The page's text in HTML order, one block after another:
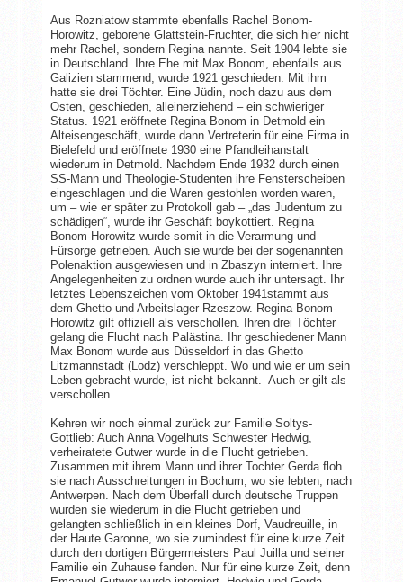
Aus Rozniatow stammte ebenfalls Rachel Bonom-
Horowitz, geborene Glattstein-Fruchter, die sich hier nicht
mehr Rachel, sondern Regina nannte. Seit 1904 lebte sie
in Deutschland. Ihre Ehe mit Max Bonom, ebenfalls aus
Galizien stammend, wurde 1921 geschieden. Mit ihm
hatte sie drei Töchter. Eine Jüdin, noch dazu aus dem
Osten, geschieden, alleinerziehend – ein schwieriger
Status. 1921 eröffnete Regina Bonom in Detmold ein
Alteisengeschäft, wurde dann Vertreterin für eine Firma in
Bielefeld und eröffnete 1930 eine Pfandleihanstalt
wiederum in Detmold. Nachdem Ende 1932 durch einen
SS-Mann und Theologie-Studenten ihre Fensterscheiben
eingeschlagen und die Waren gestohlen worden waren,
um – wie er später zu Protokoll gab – „das Judentum zu
schädigen“, wurde ihr Geschäft boykottiert. Regina
Bonom-Horowitz wurde somit in die Verarmung und
Fürsorge getrieben. Auch sie wurde bei der sogenannten
Polenaktion ausgewiesen und in Zbaszyn interniert. Ihre
Angelegenheiten zu ordnen wurde auch ihr untersagt. Ihr
letztes Lebenszeichen vom Oktober 1941stammt aus
dem Ghetto und Arbeitslager Rzeszow. Regina Bonom-
Horowitz gilt offiziell als verschollen. Ihren drei Töchter
gelang die Flucht nach Palästina. Ihr geschiedener Mann
Max Bonom wurde aus Düsseldorf in das Ghetto
Litzmannstadt (Lodz) verschleppt. Wo und wie er um sein
Leben gebracht wurde, ist nicht bekannt. Auch er gilt als
verschollen.
Kehren wir noch einmal zurück zur Familie Soltys-
Gottlieb: Auch Anna Vogelhuts Schwester Hedwig,
verheiratete Gutwer wurde in die Flucht getrieben.
Zusammen mit ihrem Mann und ihrer Tochter Gerda floh
sie nach Ausschreitungen in Bochum, wo sie lebten, nach
Antwerpen. Nach dem Überfall durch deutsche Truppen
wurden sie wiederum in die Flucht getrieben und
gelangten schließlich in ein kleines Dorf, Vaudreuille, in
der Haute Garonne, wo sie zumindest für eine kurze Zeit
durch den dortigen Bürgermeisters Paul Juilla und seiner
Familie ein Zuhause fanden. Nur für eine kurze Zeit, denn